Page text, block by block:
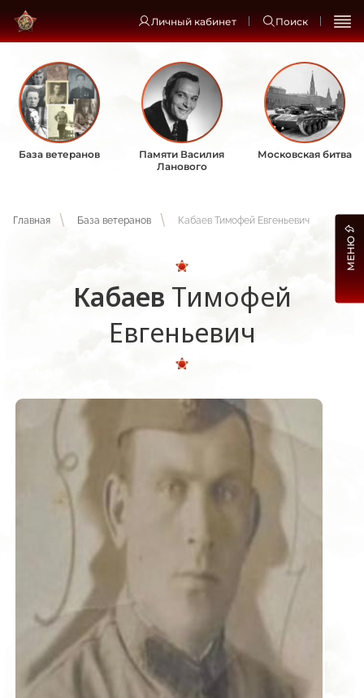
Личный кабинет Поиск
База ветеранов
Памяти Василия
Ланового
Московская битва
Главная База ветеранов Кабаев Тимофей Евгеньевич
Кабаев Тимофей
Евгеньевич
МЕНЮ